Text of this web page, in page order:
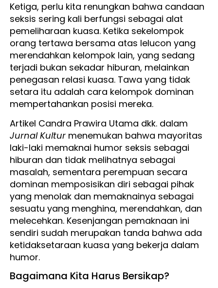
Ketiga, perlu kita renungkan bahwa candaan
seksis sering kali berfungsi sebagai alat
pemeliharaan kuasa. Ketika sekelompok
orang tertawa bersama atas lelucon yang
merendahkan kelompok lain, yang sedang
terjadi bukan sekadar hiburan, melainkan
penegasan relasi kuasa. Tawa yang tidak
setara itu adalah cara kelompok dominan
mempertahankan posisi mereka.
Artikel Candra Prawira Utama dkk. dalam
Jurnal Kultur menemukan bahwa mayoritas
laki-laki memaknai humor seksis sebagai
hiburan dan tidak melihatnya sebagai
masalah, sementara perempuan secara
dominan memposisikan diri sebagai pihak
yang menolak dan memaknainya sebagai
sesuatu yang menghina, merendahkan, dan
melecehkan. Kesenjangan pemaknaan ini
sendiri sudah merupakan tanda bahwa ada
ketidaksetaraan kuasa yang bekerja dalam
humor.
Bagaimana Kita Harus Bersikap?